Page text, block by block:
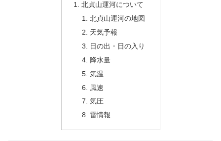
北貞山運河について
北貞山運河の地図
天気予報
日の出・日の入り
降水量
気温
風速
気圧
雷情報